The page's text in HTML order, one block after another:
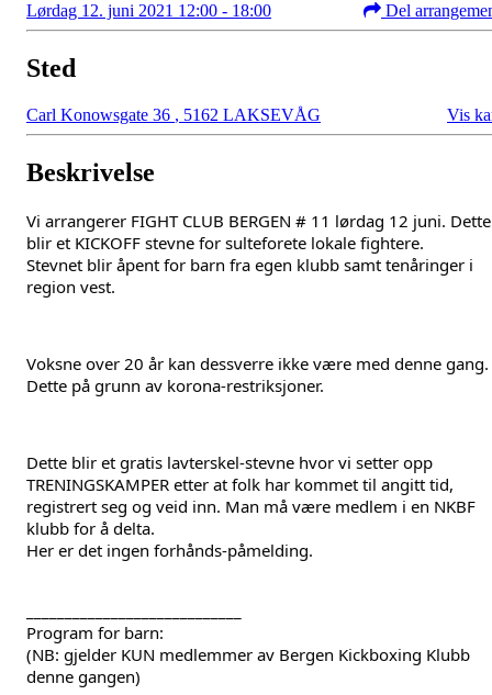
Lørdag 12. juni 2021 12:00 - 18:00 Del
Sted
Carl Konowsgate 36 , 5162 LAKSEVÅG Vis
Beskrivelse
Vi arrangerer FIGHT CLUB BERGEN # 11 lørdag 12 juni. Dette
blir et KICKOFF stevne for sulteforete lokale fightere.
Stevnet blir åpent for barn fra egen klubb samt tenåringer i
region vest.
Voksne over 20 år kan dessverre ikke være med denne gang.
Dette på grunn av korona-restriksjoner.
Dette blir et gratis lavterskel-stevne hvor vi setter opp
TRENINGSKAMPER etter at folk har kommet til angitt tid,
registrert seg og veid inn. Man må være medlem i en NKBF
klubb for å delta.
Her er det ingen forhånds-påmelding.
Program for barn:
(NB: gjelder KUN medlemmer av Bergen Kickboxing Klubb
denne gangen)